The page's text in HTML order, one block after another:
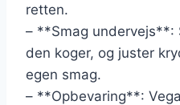
retten.
– **Smag undervejs**:
den koger, og juster
egen smag.
– **Opbevaring**: